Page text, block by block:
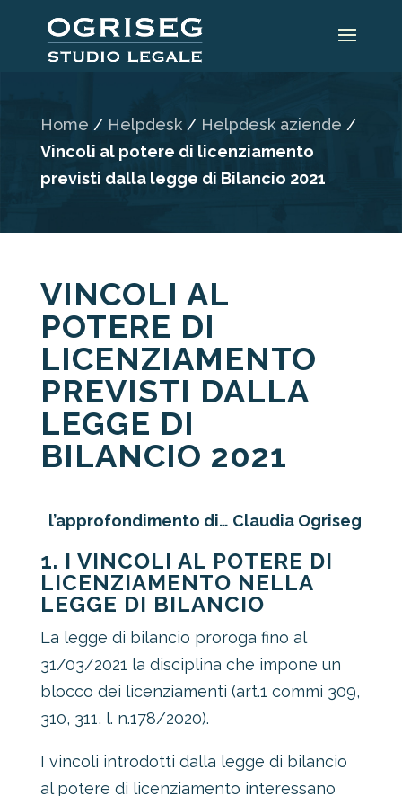
Home / Helpdesk/ Helpdesk aziende /
Vincoli al potere di licenziamento
previsti dalla legge di Bilancio 2021
VINCOLI AL
POTERE DI
LICENZIAMENTO
PREVISTI DALLA
LEGGE DI
BILANCIO 2021
l’approfondimento di… Claudia Ogriseg
1. I VINCOLI AL POTERE DI
LICENZIAMENTO NELLA
LEGGE DI BILANCIO
La legge di bilancio proroga fino al
31/03/2021 la disciplina che impone un
blocco dei licenziamenti (art.1 commi 309,
310, 311, l. n.178/2020).
I vincoli introdotti dalla legge di bilancio
al potere di licenziamento interessano